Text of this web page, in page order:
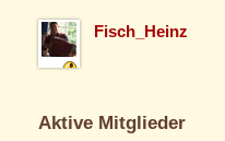
Fisch_Heinz
Aktive Mitglieder